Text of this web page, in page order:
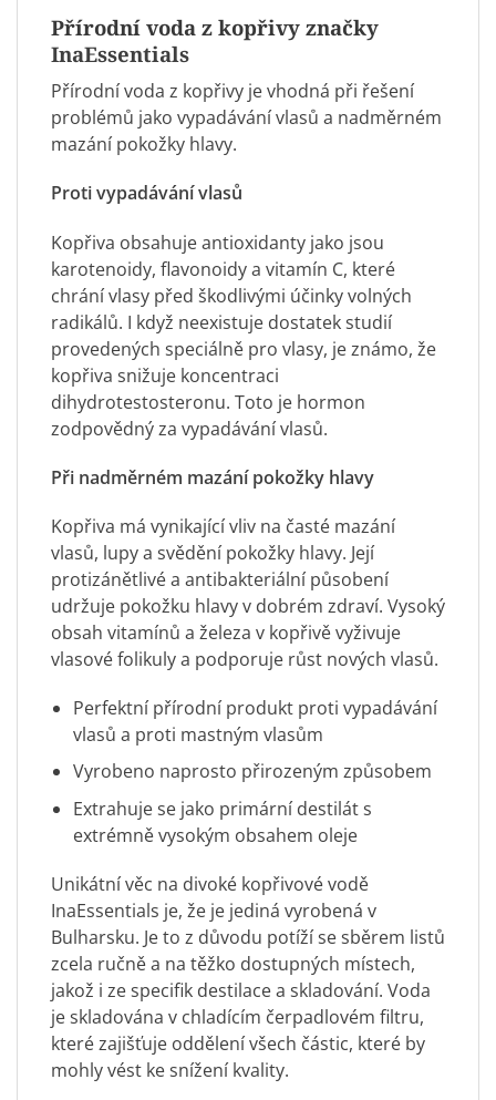
Přírodní voda z kopřivy značky
InaEssentials
Přírodní voda z kopřivy je vhodná při řešení
problémů jako vypadávání vlasů a nadměrném
mazání pokožky hlavy.
Protivypadávání vlasů
Kopřiva obsahuje antioxidanty jako jsou
karotenoidy, flavonoidy a vitamín C, které
chrání vlasy před škodlivými účinky volných
radikálů. I když neexistuje dostatek studií
provedených speciálně pro vlasy, je známo, že
kopřiva snižuje koncentraci
dihydrotestosteronu. Toto je hormon
zodpovědný za vypadávání vlasů.
Při nadměrném mazání pokožky hlavy
Kopřiva má vynikající vliv na časté mazání
vlasů, lupy a svědění pokožky hlavy. Její
protizánětlivé a antibakteriální působení
udržuje pokožku hlavy v dobrém zdraví. Vysoký
obsah vitamínů a železa v kopřivě vyživuje
vlasové folikuly a podporuje růst nových vlasů.
Perfektní přírodní produkt proti vypadávání
vlasů a proti mastným vlasům
Vyrobeno naprosto přirozeným způsobem
Extrahuje se jako primární destilát s
extrémně vysokým obsahem oleje
Unikátní věc na divoké kopřivové vodě
InaEssentials je, že je jediná vyrobená v
Bulharsku. Je to z důvodu potíží se sběrem listů
zcela ručně a na těžko dostupných místech,
jakož i ze specifik destilace a skladování. Voda
je skladována v chladícím čerpadlovém filtru,
které zajišťuje oddělení všech částic, které by
mohly vést ke snížení kvality.